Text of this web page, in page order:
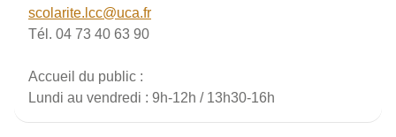
scolarite.lcc@uca.fr
Tél. 04 73 40 63 90
Accueil du public :
Lundi au vendredi : 9h-12h / 13h30-16h